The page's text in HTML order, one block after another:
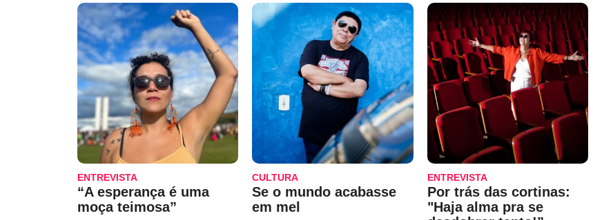
ENTREVISTA
“A esperança é uma
moça teimosa”
CULTURA
Se o mundo acabasse
em mel
ENTREVISTA
Por trás das cortinas:
"Haja alma pra se